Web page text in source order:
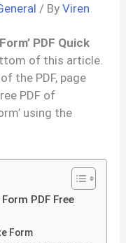
/ ByViren
PDF Quick
of this article.
the PDF, page
PDF of
using the
PDF Free
Form